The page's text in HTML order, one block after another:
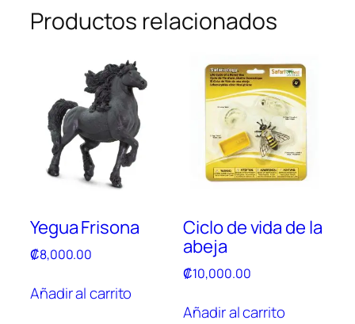
Productos relacionados
Yegua Frisona
₡8,000.00
Añadir al carrito
Ciclo de vida de la
abeja
₡10,000.00
Añadir al carrito